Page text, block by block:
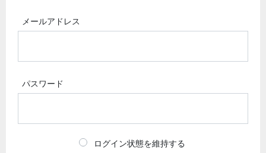
メールアドレス
パスワード
ログイン状態を維持する